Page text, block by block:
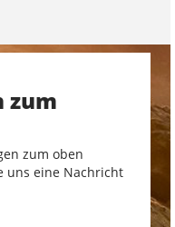
zum
zum oben
uns eine Nachricht